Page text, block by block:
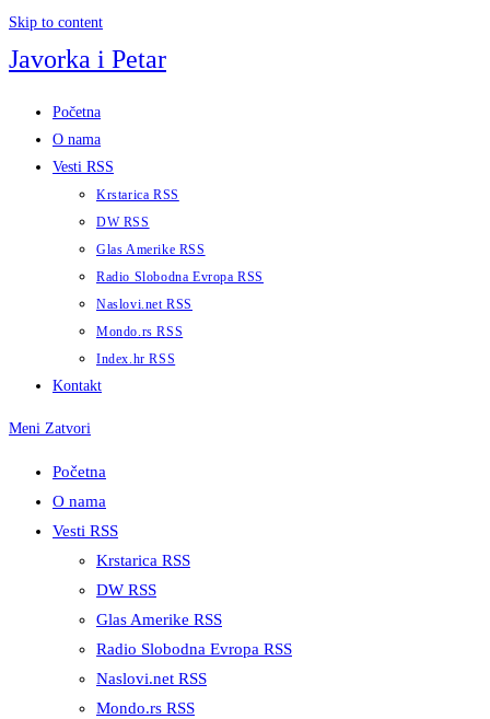
Skip to content
Javorka i Petar
Početna
O nama
Vesti RSS
Krstarica RSS
DW RSS
Glas Amerike RSS
Radio Slobodna Evropa RSS
Naslovi.net RSS
Mondo.rs RSS
Index.hr RSS
Kontakt
Meni Zatvori
Početna
O nama
Vesti RSS
Krstarica RSS
DW RSS
Glas Amerike RSS
Radio Slobodna Evropa RSS
Naslovi.net RSS
Mondo.rs RSS